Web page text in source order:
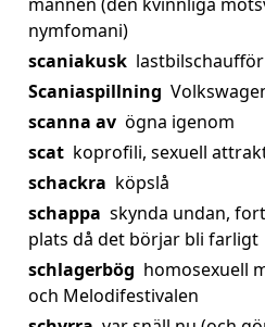
nymfomani)
scaniakusk lastbilschaufför
Scaniaspillning
scanna av ögna igenom
scat koprofili, sexuell
schackra köpslå
schappa skynda undan,
plats då det börjar bli farligt
schlagerbög homosexuell
och Melodifestivalen